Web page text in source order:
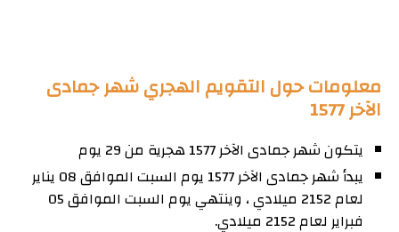
معلومات حول التقويم الهجري شهر جمادى
الآخر 1577
يتكون شهر جمادى الآخر 1577 هجرية من 29 يوم
يبدأ شهر جمادى الآخر 1577 يوم السبت الموافق 08 يناير
لعام 2152 ميلادي ، وينتهي يوم السبت الموافق 05
فبراير لعام 2152 ميلادي.